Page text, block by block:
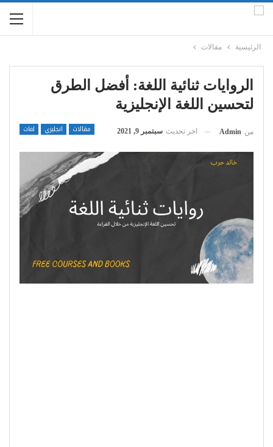
الرئيسية مقالات
الروايات ثنائية اللغة: أفضل الطرق
لتحسين اللغة الإنجليزية
مقالات انجليزي لغات من Admin اخر تحديث سبتمبر 9, 2021